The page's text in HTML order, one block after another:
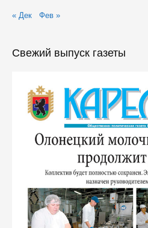
« Дек Фев »
Свежий выпуск газеты